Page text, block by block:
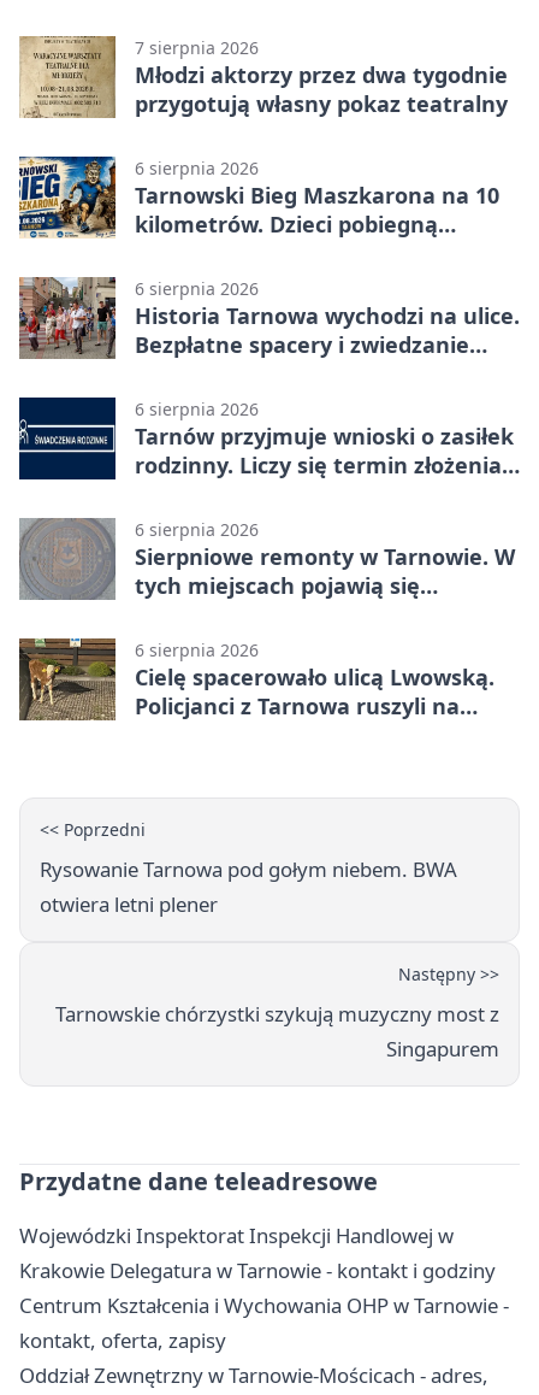
7 sierpnia 2026
Młodzi aktorzy przez dwa tygodnie
przygotują własny pokaz teatralny
6 sierpnia 2026
Tarnowski Bieg Maszkarona na 10
kilometrów. Dzieci pobiegną
6 sierpnia 2026
Historia Tarnowa wychodzi na ulice.
Bezpłatne spacery i zwiedzanie
6 sierpnia 2026
Tarnów przyjmuje wnioski o zasiłek
rodzinny. Liczy się termin złożenia
6 sierpnia 2026
Sierpniowe remonty w Tarnowie. W
tych miejscach pojawią się
6 sierpnia 2026
Cielę spacerowało ulicą Lwowską.
Policjanci z Tarnowa ruszyli na
<< Poprzedni
Rysowanie Tarnowa pod gołym niebem. BWA
otwiera letni plener
Następny >>
Tarnowskie chórzystki szykują muzyczny most z
Singapurem
Przydatne dane teleadresowe
Wojewódzki Inspektorat Inspekcji Handlowej w
Krakowie Delegatura w Tarnowie - kontakt i godziny
Centrum Kształcenia i Wychowania OHP w Tarnowie -
kontakt, oferta, zapisy
Oddział Zewnętrzny w Tarnowie-Mościcach - adres,